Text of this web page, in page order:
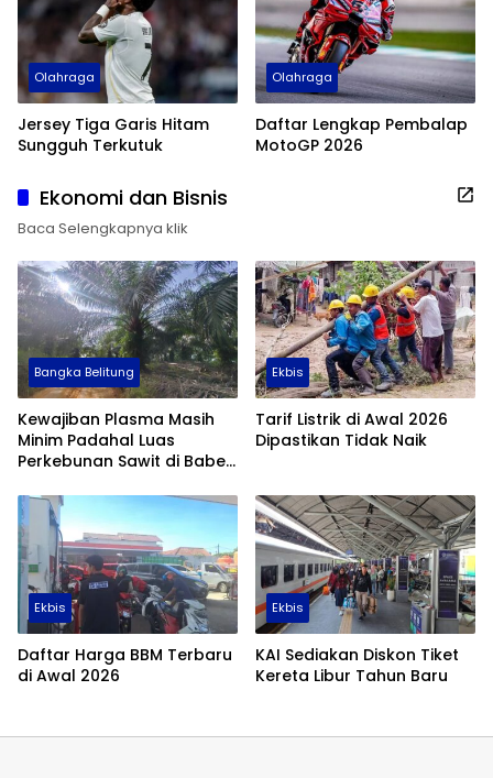
Olahraga
Jersey Tiga Garis Hitam
Sungguh Terkutuk
Olahraga
Daftar Lengkap Pembalap
MotoGP 2026
Ekonomi dan Bisnis
Baca Selengkapnya klik
Bangka Belitung
Kewajiban Plasma Masih
Minim Padahal Luas
Perkebunan Sawit di Babel
Ekbis
Tarif Listrik di Awal 2026
Dipastikan Tidak Naik
Ekbis
Daftar Harga BBM Terbaru
di Awal 2026
Ekbis
KAI Sediakan Diskon Tiket
Kereta Libur Tahun Baru